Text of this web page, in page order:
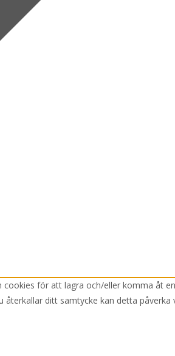
för att lagra och/eller komma åt
ditt samtycke kan detta påverka